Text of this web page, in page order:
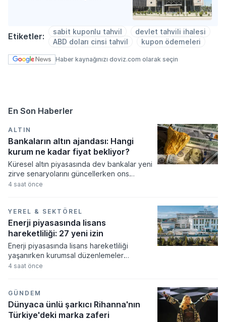
Etiketler: sabit kuponlu tahvil
devlet tahvili ihalesi
ABD doları cinsi tahvil
kupon ödemeleri
Haber kaynağınızı doviz.com olarak seçin
En Son Haberler
ALTIN
Bankaların altın ajandası: Hangi
kurum ne kadar fiyat bekliyor?
Küresel altın piyasasında dev bankalar yeni
zirve senaryolarını güncellerken ons
fiyatının 5.300 dolara kadar tırmanması
doğrultusunda revize edilen tahminler,
fiyatların orta ve uzun vadede tarihi
seviyeleri aşacağına işaret ediyor.
4 saat önce
YEREL & SEKTÖREL
Enerji piyasasında lisans
hareketliliği: 27 yeni izin
Enerji piyasasında lisans hareketliliği
yaşanırken kurumsal düzenlemeler
resmiyet kazandı. Enerji piyasası
yeni faaliyet izinleri verilirken bazı
işletmelerin yetkileri iptal edildi.
4 saat önce
GÜNDEM
Dünyaca ünlü şarkıcı Rihanna'nın
Türkiye'deki marka zaferi